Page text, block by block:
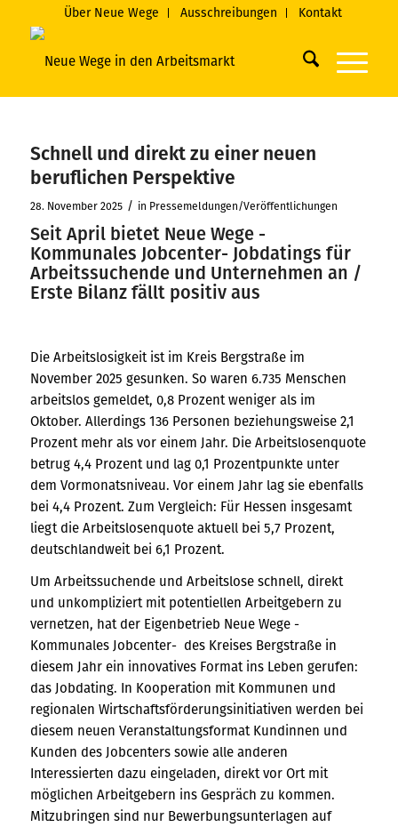
Über Neue Wege Ausschreibungen Kontakt
Schnell und direkt zu einer neuen
beruflichen Perspektive
28. November 2025 / in Pressemeldungen/Veröffentlichungen
Seit April bietet Neue Wege -
Kommunales Jobcenter- Jobdatings für
Arbeitssuchende und Unternehmen an /
Erste Bilanz fällt positiv aus
Die Arbeitslosigkeit ist im Kreis Bergstraße im
November 2025 gesunken. So waren 6.735 Menschen
arbeitslos gemeldet, 0,8 Prozent weniger als im
Oktober. Allerdings 136 Personen beziehungsweise 2,1
Prozent mehr als vor einem Jahr. Die Arbeitslosenquote
betrug 4,4 Prozent und lag 0,1 Prozentpunkte unter
dem Vormonatsniveau. Vor einem Jahr lag sie ebenfalls
bei 4,4 Prozent. Zum Vergleich: Für Hessen insgesamt
liegt die Arbeitslosenquote aktuell bei 5,7 Prozent,
deutschlandweit bei 6,1 Prozent.
Um Arbeitssuchende und Arbeitslose schnell, direkt
und unkompliziert mit potentiellen Arbeitgebern zu
vernetzen, hat der Eigenbetrieb Neue Wege -
Kommunales Jobcenter- des Kreises Bergstraße in
diesem Jahr ein innovatives Format ins Leben gerufen:
das Jobdating. In Kooperation mit Kommunen und
regionalen Wirtschaftsförderungsinitiativen werden bei
diesem neuen Veranstaltungsformat Kundinnen und
Kunden des Jobcenters sowie alle anderen
Interessierten dazu eingeladen, direkt vor Ort mit
möglichen Arbeitgebern ins Gespräch zu kommen.
Mitzubringen sind nur Bewerbungsunterlagen auf